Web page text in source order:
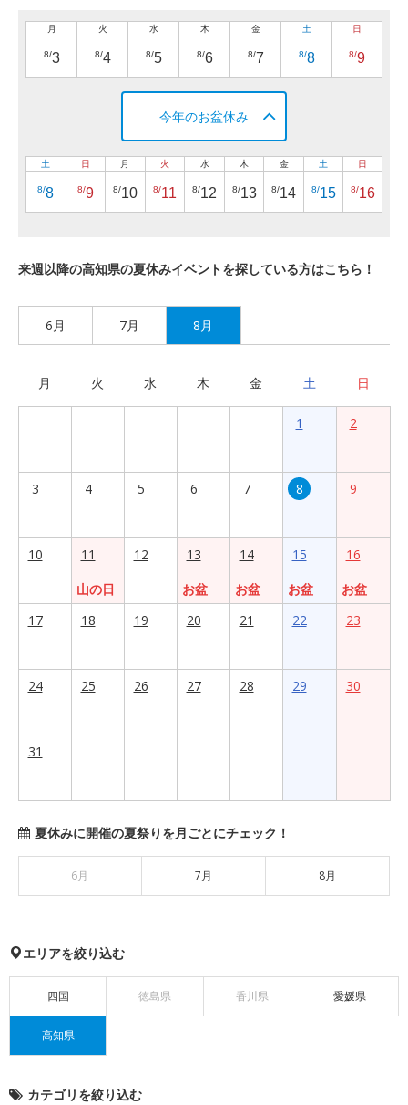
月
8/3
火
8/4
水
8/5
木
8/6
金
8/7
土
8/8
日
8/9
今年のお盆休み
土
8/8
日
8/9
月
8/10
火
8/11
水
8/12
木
8/13
金
8/14
土
8/15
日
8/16
来週以降の高知県の夏休みイベントを探している方はこちら！
6月 7月 8月
月 火 水 木 金 土 日
1 2
3 4 5 6 7 8 9
10
11
山の日
12
13
お盆
14
お盆
15
お盆
16
お盆
17
18 19 20 21 22 23
24 25 26 27 28 29 30
31
夏休みに開催の夏祭りを月ごとにチェック！
6月 7月 8月
エリアを絞り込む
四国 徳島県 香川県 愛媛県
高知県
カテゴリを絞り込む